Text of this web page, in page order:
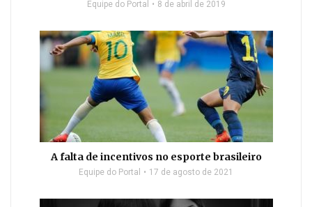
Equipe do Portal 8 de abril de 2019
A falta de incentivos no esporte brasileiro
Equipe do Portal 17 de agosto de 2021